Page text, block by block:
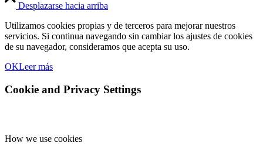
Desplazarse hacia arriba
Utilizamos cookies propias y de terceros para mejorar nuestros
servicios. Si continua navegando sin cambiar los ajustes de cookies
de su navegador, consideramos que acepta su uso.
OKLeer más
Cookie and Privacy Settings
How we use cookies